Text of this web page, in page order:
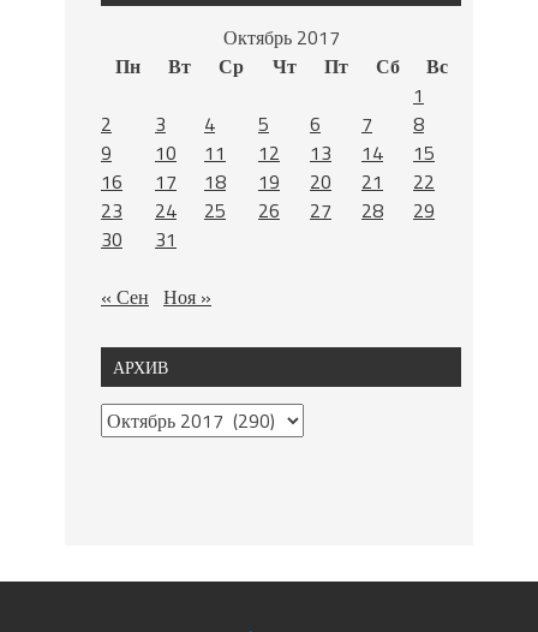
Октябрь 2017
Пн
Вт Ср Чт Пт Сб
Вс
1
2
3 4 5 6 7
8
9
10 11 12 13 14
15
16
17 18 19 20 21
22
23
24 25 26 27 28
29
30
31
« Сен Ноя »
АРХИВ